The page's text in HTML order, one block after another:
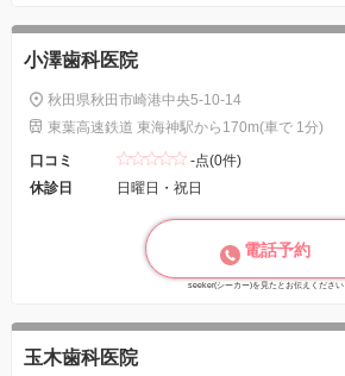
小澤歯科医院
秋田県秋田市崎港中央5-10-14
東葉高速鉄道 東海神駅から170m(車で 1分)
口コミ
-点(0件)
休診日
日曜日・祝日
電話予約
seeker(シーカー)を見たとお伝えください
玉木歯科医院